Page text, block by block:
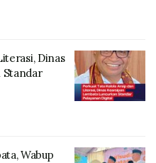
Dinas
Standar
Wabup